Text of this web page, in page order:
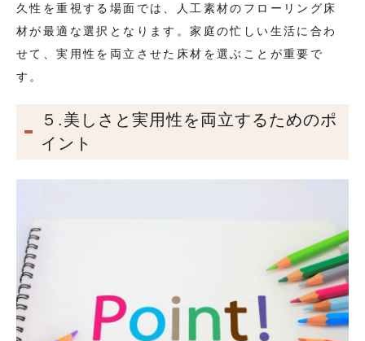
久性を重視する場面では、人工素材のフローリング床
材が最適な選択となります。家庭の忙しい生活に合わ
せて、実用性を両立させた床材を選ぶことが重要で
す。
５.美しさと実用性を両立するためのポ
イント